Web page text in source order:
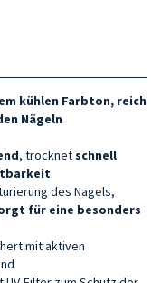
kühlen Farbton, reich
Nägeln
, trocknetschnell
.
des Nagels,
für eine besonders
mit aktiven